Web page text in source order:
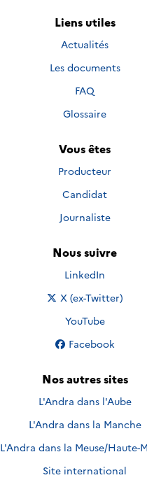
Liens utiles
Actualités
Les documents
FAQ
Glossaire
Vous êtes
Producteur
Candidat
Journaliste
Nous suivre
Nous suivre sur
LinkedIn
Nous suivre sur
X (ex-Twitter)
Nous suivre sur
YouTube
Nous suivre sur
Facebook
Nos autres sites
L'Andra dans l'Aube
L'Andra dans la Manche
L'Andra dans la Meuse/Haute-
Site international